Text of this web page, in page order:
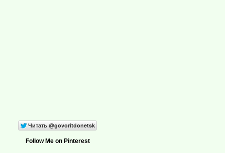
Follow Me on Pinterest